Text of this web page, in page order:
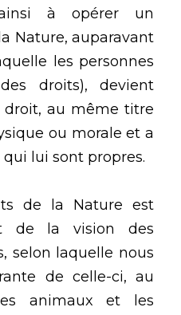
à opérer un
Nature, auparavant
les personnes
droits), devient
au même titre
ou morale et a
lui sont propres.
de la Nature est
de la vision des
selon laquelle nous
de celle-ci, au
animaux et les